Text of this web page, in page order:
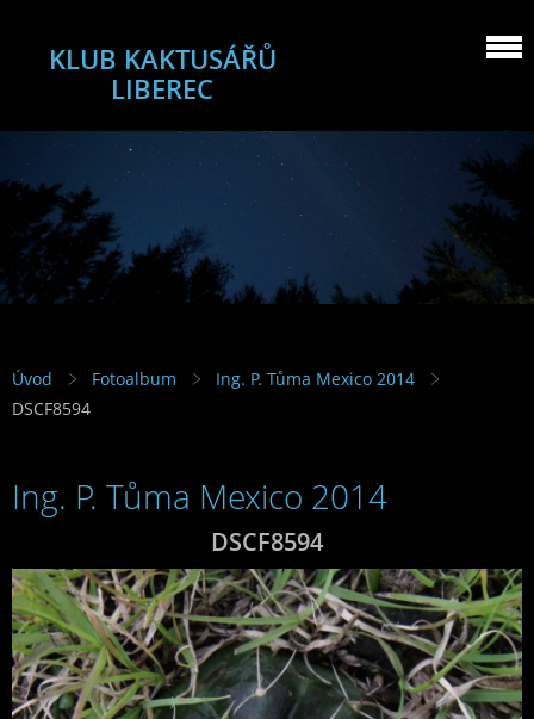
KLUB KAKTUSÁŘŮ
LIBEREC
Úvod Fotoalbum
Ing. P. Tůma Mexico 2014
DSCF8594
Ing. P. Tůma Mexico 2014
DSCF8594